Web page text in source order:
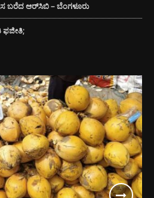
ಬರೆದ ಆರ್‌ಸಿಬಿ – ಬೆಂಗಳೂರು
ಫಜೀತಿ;